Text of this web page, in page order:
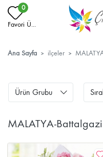
0
Favori Ü...
Ana Sayfa ilçeler
Ürün Grubu
MALATYA-